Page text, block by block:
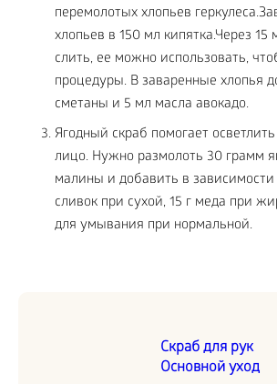
перемолотых хлопьев
хлопьев в 150 мл кипятка.Через 15
слить, ее можно использовать,
процедуры. В заваренные хлопья
сметаны и 5 мл масла авокадо.
Ягодный скраб помогает
лицо. Нужно размолоть 30 грамм
малины и добавить в
сливок при сухой, 15 г меда при
для умывания при нормальной.
Скраб для рук
Основной уход